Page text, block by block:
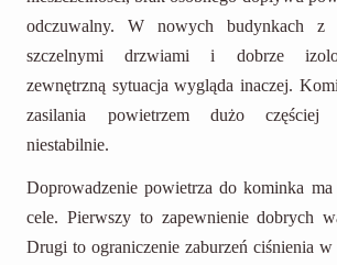
odczuwalny. W nowych budynkach z
szczelnymi drzwiami i dobrze
zewnętrzną sytuacja wygląda inaczej.
zasilania powietrzem dużo częściej
niestabilnie.
Doprowadzenie powietrza do kominka
cele. Pierwszy to zapewnienie dobrych
Drugi to ograniczenie zaburzeń ciśnienia